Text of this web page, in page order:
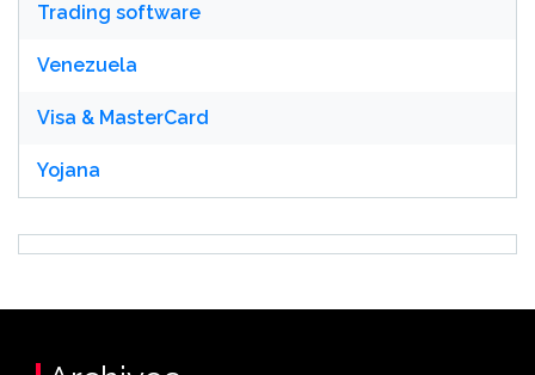
Trading software
Venezuela
Visa & MasterCard
Yojana